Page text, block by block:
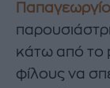
κάτω από το
φίλους να